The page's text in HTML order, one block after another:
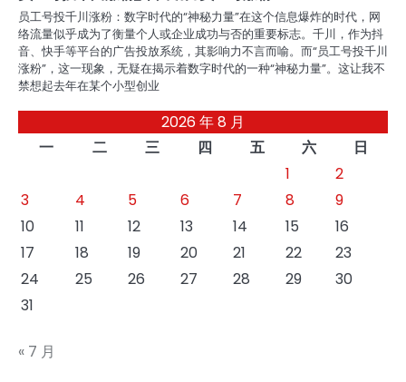
员工号投千川涨粉：数字时代的“神秘力量”在这个信息爆炸的时代，网
络流量似乎成为了衡量个人或企业成功与否的重要标志。千川，作为抖
音、快手等平台的广告投放系统，其影响力不言而喻。而“员工号投千川
涨粉”，这一现象，无疑在揭示着数字时代的一种“神秘力量”。这让我不
禁想起去年在某个小型创业
2026 年 8 月
一
二 三 四 五 六
日
1
2
3
4 5 6 7 8
9
10
11 12 13 14 15
16
17
18 19 20 21 22
23
24
25 26 27 28 29
30
31
« 7 月